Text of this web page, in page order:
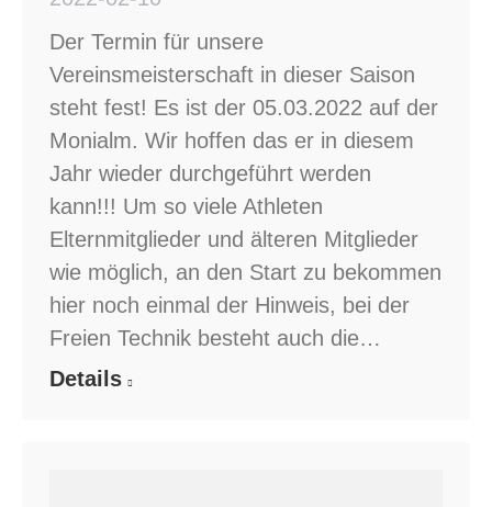
Der Termin für unsere
Vereinsmeisterschaft in dieser Saison
steht fest! Es ist der 05.03.2022 auf der
Monialm. Wir hoffen das er in diesem
Jahr wieder durchgeführt werden
kann!!! Um so viele Athleten
Elternmitglieder und älteren Mitglieder
wie möglich, an den Start zu bekommen
hier noch einmal der Hinweis, bei der
Freien Technik besteht auch die…
Details